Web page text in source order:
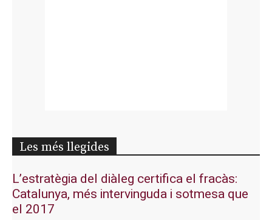
Les més llegides
L’estratègia del diàleg certifica el fracàs:
Catalunya, més intervinguda i sotmesa que
el 2017